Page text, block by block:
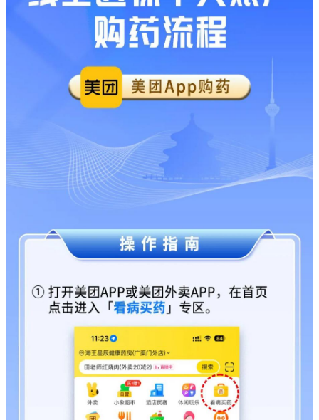
12345网上接诉即办 我要咨询
参与调查 在线访谈 图说互动
十六区概览
绿色北京 视频北京
ENGLISH 한국어 日本語
DEUTSCH FRANÇAIS РУССКИЙ ЯЗЫК